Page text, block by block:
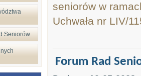
Seniorów
seniorów w
Uchwała nr LIV/
Forum Rad